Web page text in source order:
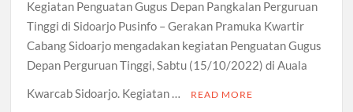
Kegiatan Penguatan Gugus Depan Pangkalan Perguruan
Tinggi di Sidoarjo Pusinfo – Gerakan Pramuka Kwartir
Cabang Sidoarjo mengadakan kegiatan Penguatan Gugus
Depan Perguruan Tinggi, Sabtu (15/10/2022) di Auala
Kwarcab Sidoarjo. Kegiatan …
READ MORE